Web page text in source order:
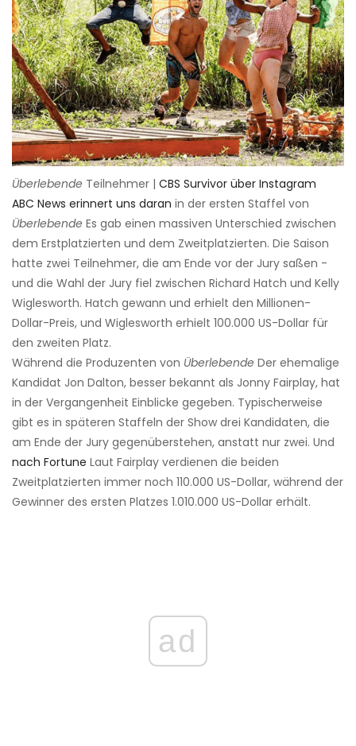
Überlebende Teilnehmer | CBS Survivor über Instagram
ABC News erinnert uns daran in der ersten Staffel von
Überlebende Es gab einen massiven Unterschied zwischen
dem Erstplatzierten und dem Zweitplatzierten. Die Saison
hatte zwei Teilnehmer, die am Ende vor der Jury saßen -
und die Wahl der Jury fiel zwischen Richard Hatch und Kelly
Wiglesworth. Hatch gewann und erhielt den Millionen-
Dollar-Preis, und Wiglesworth erhielt 100.000 US-Dollar für
den zweiten Platz.
Während die Produzenten von Überlebende Der ehemalige
Kandidat Jon Dalton, besser bekannt als Jonny Fairplay, hat
in der Vergangenheit Einblicke gegeben. Typischerweise
gibt es in späteren Staffeln der Show drei Kandidaten, die
am Ende der Jury gegenüberstehen, anstatt nur zwei. Und
nach Fortune Laut Fairplay verdienen die beiden
Zweitplatzierten immer noch 110.000 US-Dollar, während der
Gewinner des ersten Platzes 1.010.000 US-Dollar erhält.
ad